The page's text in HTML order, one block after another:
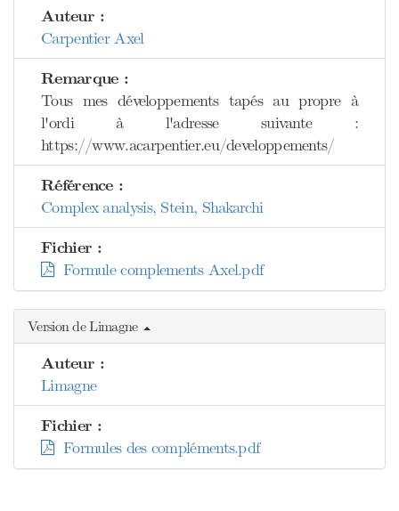
Auteur :
Carpentier Axel
Remarque :
Tous mes développements tapés au propre à
l'ordi à l'adresse suivante :
https://www.acarpentier.eu/developpements/
Référence :
Complex analysis, Stein, Shakarchi
Fichier :
Formule complements Axel.pdf
Version de Limagne
Auteur :
Limagne
Fichier :
Formules des compléments.pdf